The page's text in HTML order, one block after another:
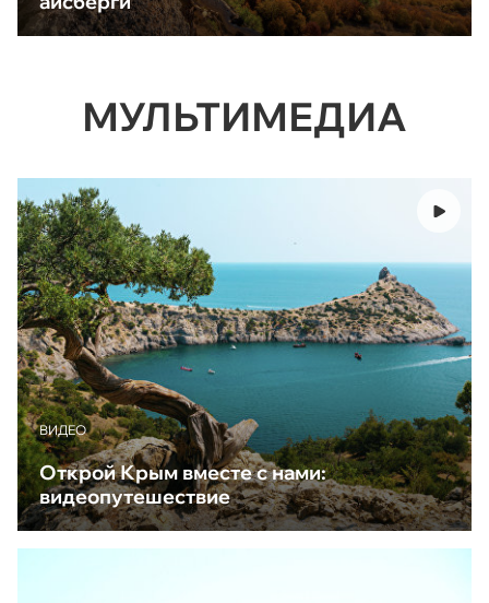
МУЛЬТИМЕДИА
ВИДЕО
Открой Крым вместе с нами:
видеопутешествие